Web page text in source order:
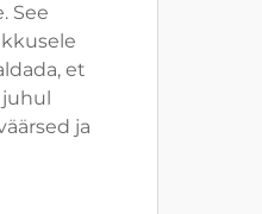
See
et
ja